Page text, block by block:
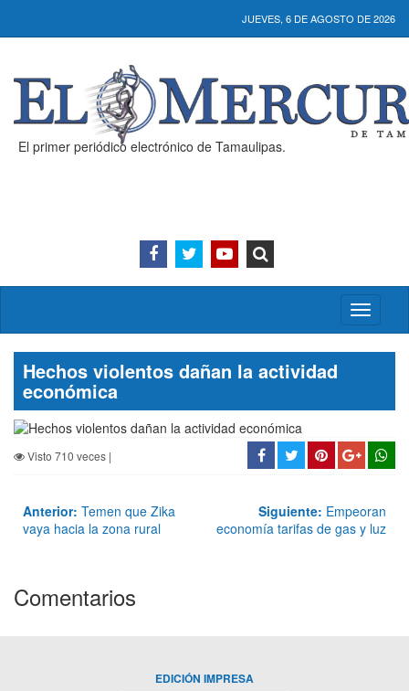
JUEVES, 6 DE AGOSTO DE 2026
El primer periódico electrónico de Tamaulipas.
Activar/
menú
Hechos violentos dañan la actividad
económica
Visto 710 veces |
Anterior: Temen que Zika
vaya hacia la zona rural
Siguiente: Empeoran
economía tarifas de gas y luz
Comentarios
EDICIÓN IMPRESA